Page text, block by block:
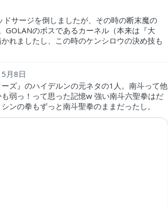
ドサージを倒しましたが、その時の断末魔の
GOLANのボスであるカーネル（本来は『大
れましたし、この時のケンシロウの決め技も
5月8日
ーズ』のハイデルンの元ネタの1人。南斗って他
弱っ！って思った記憶w 強い南斗六聖拳はだ
ンの拳もずっと南斗聖拳のままだったし。